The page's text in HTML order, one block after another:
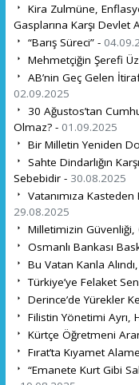
Kira Zulmüne,
Gasplarına Karşı Devlet
“Barış Süreci” -
Mehmetçiğin Şerefi
AB’nin Geç Gelen
02.09.2025
30 Ağustos’tan
Olmaz? - 01.09.2025
Bir Milletin Yeniden
Sahte Dindarlığın
Sebebidir - 30.08.2025
Vatanımıza Kasteden
29.08.2025
Milletimizin Güvenliği,
Osmanlı Bankası
Bu Vatan Kanla
Türkiye’ye Felaket
Derince’de Yürekler
Filistin Yönetimi Ayrı,
Kürtçe Öğretmeni
Fırat’ta Kıyamet
“Emanete Kurt Gibi